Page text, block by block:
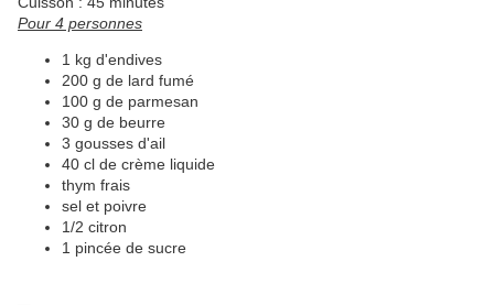
Pour 4 personnes
1 kg d'endives
200 g de lard fumé
100 g de parmesan
30 g de beurre
3 gousses d'ail
40 cl de crème liquide
thym frais
sel et poivre
1/2 citron
1 pincée de sucre